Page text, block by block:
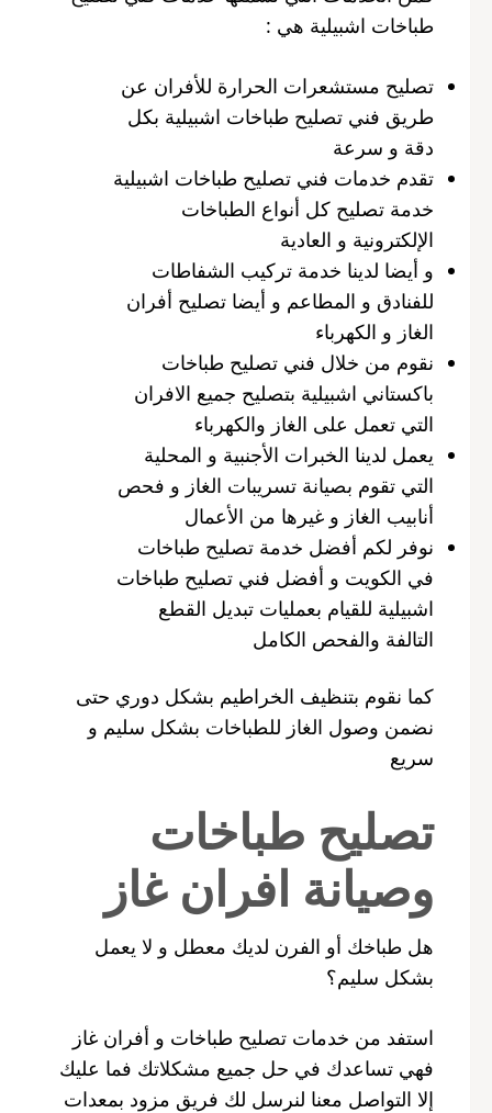
طباخات اشبيلية هي :
تصليح مستشعرات الحرارة للأفران عن
طريق فني تصليح طباخات اشبيلية بكل
دقة و سرعة
تقدم خدمات فني تصليح طباخات اشبيلية
خدمة تصليح كل أنواع الطباخات
الإلكترونية و العادية
و أيضا لدينا خدمة تركيب الشفاطات
للفنادق و المطاعم و أيضا تصليح أفران
الغاز و الكهرباء
نقوم من خلال فني تصليح طباخات
باكستاني اشبيلية بتصليح جميع الافران
التي تعمل على الغاز والكهرباء
يعمل لدينا الخبرات الأجنبية و المحلية
التي تقوم بصيانة تسريبات الغاز و فحص
أنابيب الغاز و غيرها من الأعمال
نوفر لكم أفضل خدمة تصليح طباخات
في الكويت و أفضل فني تصليح طباخات
اشبيلية للقيام بعمليات تبديل القطع
التالفة والفحص الكامل
كما نقوم بتنظيف الخراطيم بشكل دوري حتى
نضمن وصول الغاز للطباخات بشكل سليم و
سريع
تصليح طباخات
وصيانة افران غاز
هل طباخك أو الفرن لديك معطل و لا يعمل
بشكل سليم؟
استفد من خدمات تصليح طباخات و أفران غاز
فهي تساعدك في حل جميع مشكلاتك فما عليك
إلا التواصل معنا لنرسل لك فريق مزود بمعدات